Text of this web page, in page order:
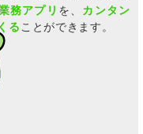
務アプリ を、 カンタン
る ことができます。